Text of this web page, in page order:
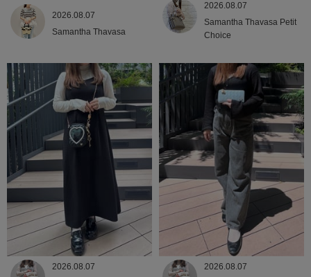
2026.08.07
Samantha Thavasa
2026.08.07
Samantha Thavasa Petit
Choice
2026.08.07
2026.08.07